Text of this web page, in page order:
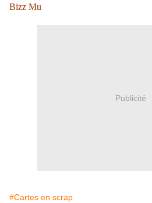
Bizz Mu
Publicité
#Cartes en scrap